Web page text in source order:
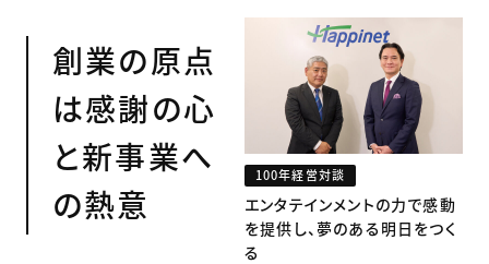
創業の原点
は感謝の心
と新事業へ
の熱意
100年経営対談
エンタテインメントの力で感動
を提供し、夢のある明日をつく
る